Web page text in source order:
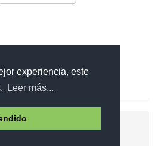
experiencia, este
Leer más...
legal